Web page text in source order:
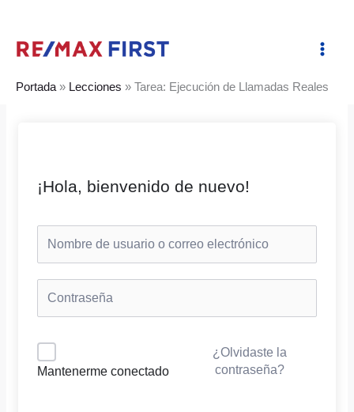
contenido
Portada » Lecciones » Tarea: Ejecución de Llamadas Reales
¡Hola, bienvenido de nuevo!
Mantenerme conectado
¿Olvidaste la
contraseña?